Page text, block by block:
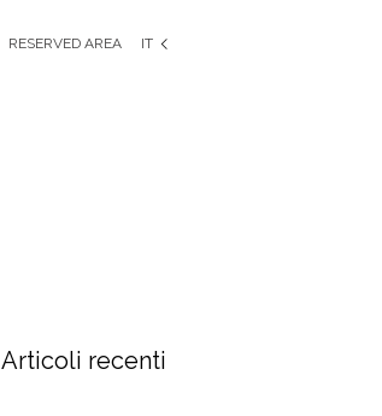
RESERVED AREA IT
Articoli recenti